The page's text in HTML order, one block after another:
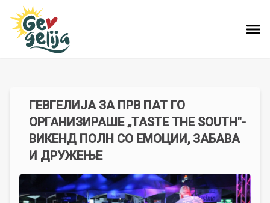
ГЕВГЕЛИЈА ЗА ПРВ ПАТ ГО
ОРГАНИЗИРАШЕ „TASTE THE SOUTH"-
ВИКЕНД ПОЛН СО ЕМОЦИИ, ЗАБАВА
И ДРУЖЕЊЕ